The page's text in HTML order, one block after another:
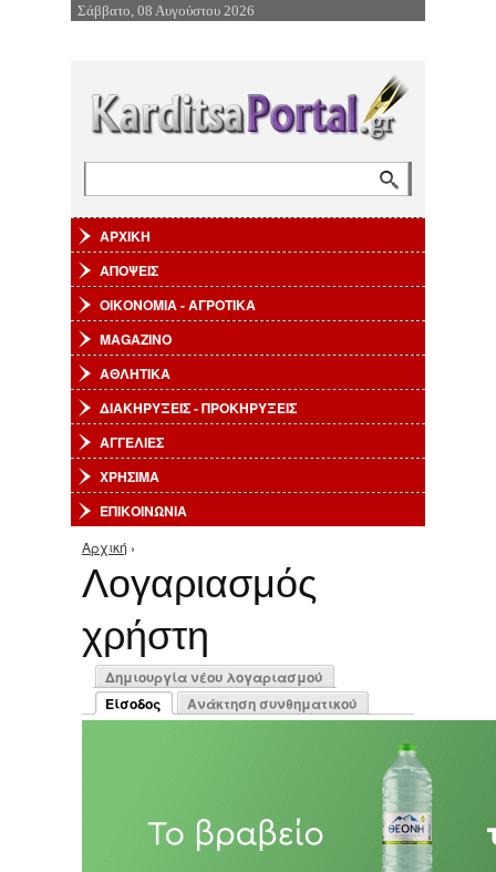
Επιστροφή στην Πλοήγηση
Σάββατο, 08 Αυγούστου 2026
ΑΡΧΙΚΗ
ΑΠΟΨΕΙΣ
ΟΙΚΟΝΟΜΙΑ - ΑΓΡΟΤΙΚΑ
MAGAZINO
ΑΘΛΗΤΙΚΑ
ΔΙΑΚΗΡΥΞΕΙΣ - ΠΡΟΚΗΡΥΞΕΙΣ
ΑΓΓΕΛΙΕΣ
ΧΡΗΣΙΜΑ
ΕΠΙΚΟΙΝΩΝΙΑ
Είστε εδώ
Αρχική ›
Λογαριασμός
χρήστη
Πρωτεύουσες καρτέλες
Δημιουργία νέου λογαριασμού
Είσοδος
(ενεργή καρτέλα)
Ανάκτηση συνθηματικού